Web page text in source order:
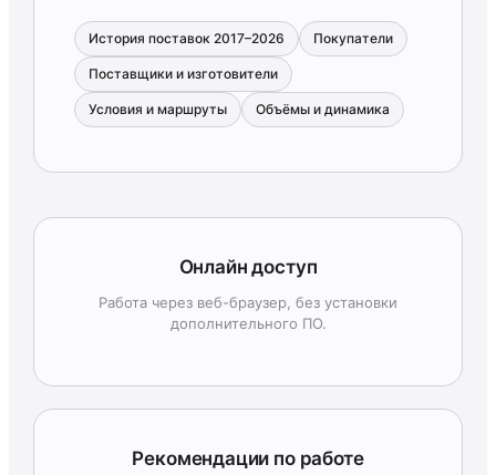
История поставок 2017–2026 Покупатели
Поставщики и изготовители
Условия и маршруты Объёмы и динамика
Онлайн доступ
Работа через веб-браузер, без установки
дополнительного ПО.
Рекомендации по работе